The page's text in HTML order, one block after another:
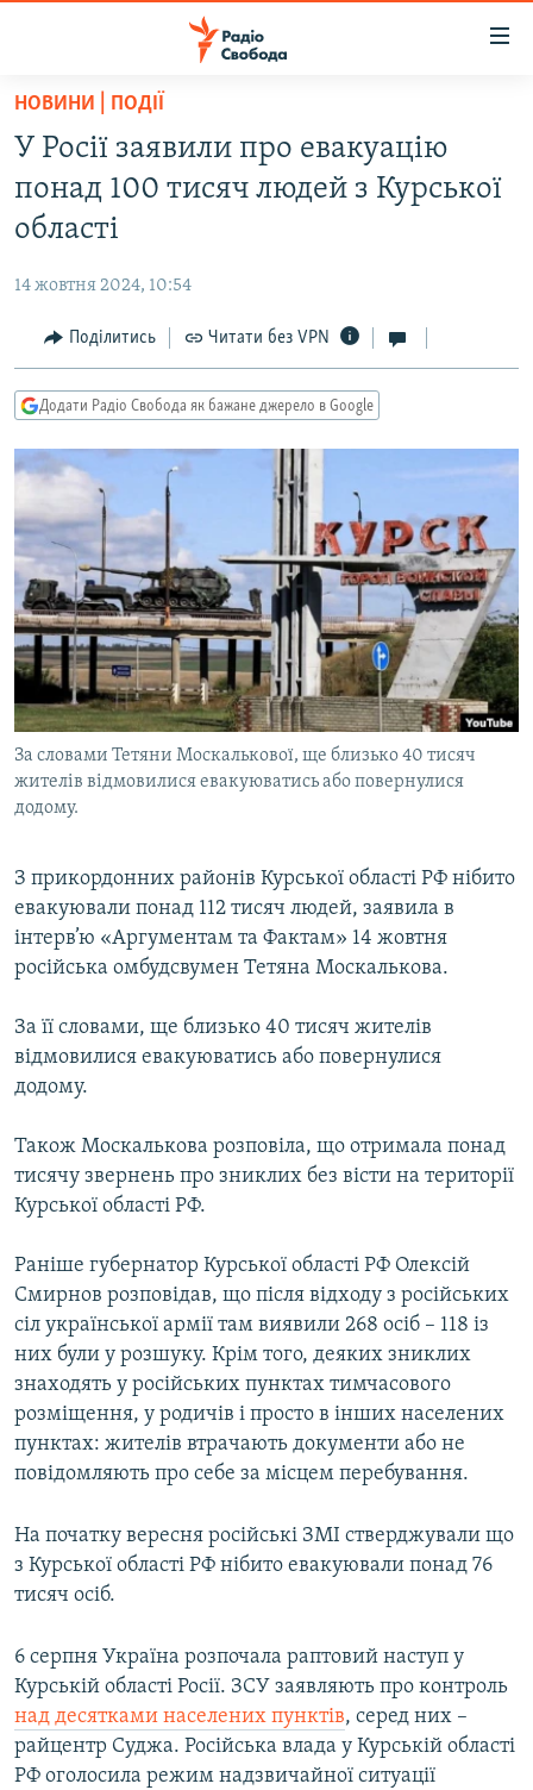
Перейти
основного
матеріалу
Перейти
до
основної
Перейти
до
пошуку
СТАТТІ
СУСПІЛЬСТВО
УКРАЇНА
РОСІЙСЬКА «ФІЛЬТРАЦІЯ»
ДОНБАС.РЕАЛІЇ
ТИ ЯК?
СХЕМИ
КИТАЙ.ВИКЛИКИ
МУЛЬТИМЕДІА
ФОТО
СПЕЦПРОЄКТИ
ПОДКАСТИ
КРИМ РЕАЛІЇ
РУС
УКР
КТАТ
ДОЛУЧАЙСЯ!
Усі сайти RFE/RL
НОВИНИ | ПОДІЇ
У Росії заявили про евакуацію
понад 100 тисяч людей з Курської
області
14 жовтня 2024, 10:54
Поділитись Читати без VPN
Додати Радіо Свобода як бажане джерело в Google
За словами Тетяни Москалькової, ще близько 40 тисяч
жителів відмовилися евакуюватись або повернулися
додому.
З прикордонних районів Курської області РФ нібито
евакуювали понад 112 тисяч людей, заявила в
інтерв’ю «Аргументам та Фактам» 14 жовтня
російська омбудсвумен Тетяна Москалькова.
За її словами, ще близько 40 тисяч жителів
відмовилися евакуюватись або повернулися
додому.
Також Москалькова розповіла, що отримала понад
тисячу звернень про зниклих без вісти на території
Курської області РФ.
Раніше губернатор Курської області РФ Олексій
Смирнов розповідав, що після відходу з російських
сіл української армії там виявили 268 осіб – 118 із
них були у розшуку. Крім того, деяких зниклих
знаходять у російських пунктах тимчасового
розміщення, у родичів і просто в інших населених
пунктах: жителів втрачають документи або не
повідомляють про себе за місцем перебування.
На початку вересня російські ЗМІ стверджували що
з Курської області РФ нібито евакуювали понад 76
тисяч осіб.
6 серпня Україна розпочала раптовий наступ у
Курській області Росії. ЗСУ заявляють про контроль
над десятками населених пунктів, серед них –
райцентр Суджа. Російська влада у Курській області
РФ оголосила режим надзвичайної ситуації